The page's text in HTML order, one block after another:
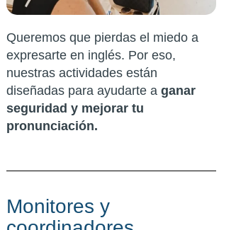
Queremos que pierdas el miedo a
expresarte en inglés. Por eso,
nuestras actividades están
diseñadas para ayudarte a ganar
seguridad y mejorar tu
pronunciación.
Monitores y